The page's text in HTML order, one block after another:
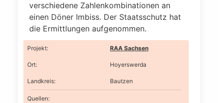
verschiedene Zahlenkombinationen an
einen Döner Imbiss. Der Staatsschutz hat
die Ermittlungen aufgenommen.
Projekt: RAA Sachsen
Ort: Hoyerswerda
Landkreis: Bautzen
Quellen: